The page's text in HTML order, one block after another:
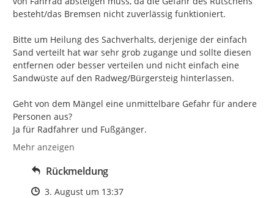
besteht/das Bremsen nicht zuverlässig funktioniert.
Bitte um Heilung des Sachverhalts, derjenige der einfach
Sand verteilt hat war sehr grob zugange und sollte diesen
entfernen oder besser verteilen und nicht einfach eine
Sandwüste auf den Radweg/Bürgersteig hinterlassen.
Geht von dem Mängel eine unmittelbare Gefahr für andere
Personen aus?
Ja für Radfahrer und Fußgänger.
Mehr anzeigen
Rückmeldung
Zeitpunkt des Erstellens
3. August um 13:37